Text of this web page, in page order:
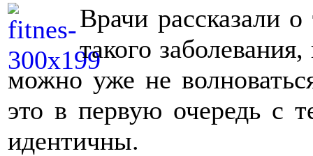
Врачи рассказали
такого
можно уже не
это в первую очередь с
идентичны.